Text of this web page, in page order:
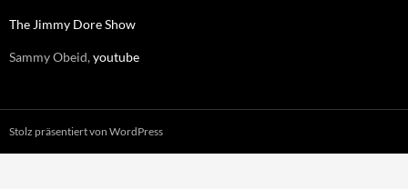
The Jimmy Dore Show
Sammy Obeid,youtube
Stolz präsentiert von WordPress